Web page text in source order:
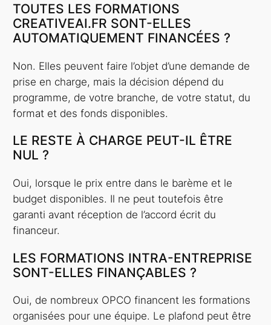
TOUTES LES FORMATIONS
CREATIVEAI.FR SONT-ELLES
AUTOMATIQUEMENT FINANCÉES ?
Non. Elles peuvent faire l’objet d’une demande de
prise en charge, mais la décision dépend du
programme, de votre branche, de votre statut, du
format et des fonds disponibles.
LE RESTE À CHARGE PEUT-IL ÊTRE
NUL ?
Oui, lorsque le prix entre dans le barème et le
budget disponibles. Il ne peut toutefois être
garanti avant réception de l’accord écrit du
financeur.
LES FORMATIONS INTRA-ENTREPRISE
SONT-ELLES FINANÇABLES ?
Oui, de nombreux OPCO financent les formations
organisées pour une équipe. Le plafond peut être